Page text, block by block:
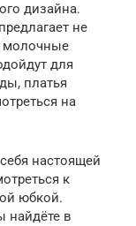
дизайна.
не
молочные
для
платья
на
настоящей
к
юбкой.
найдёте в